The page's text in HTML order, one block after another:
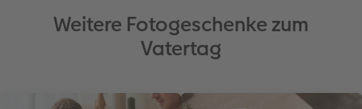
Weitere Fotogeschenke zum
Vatertag